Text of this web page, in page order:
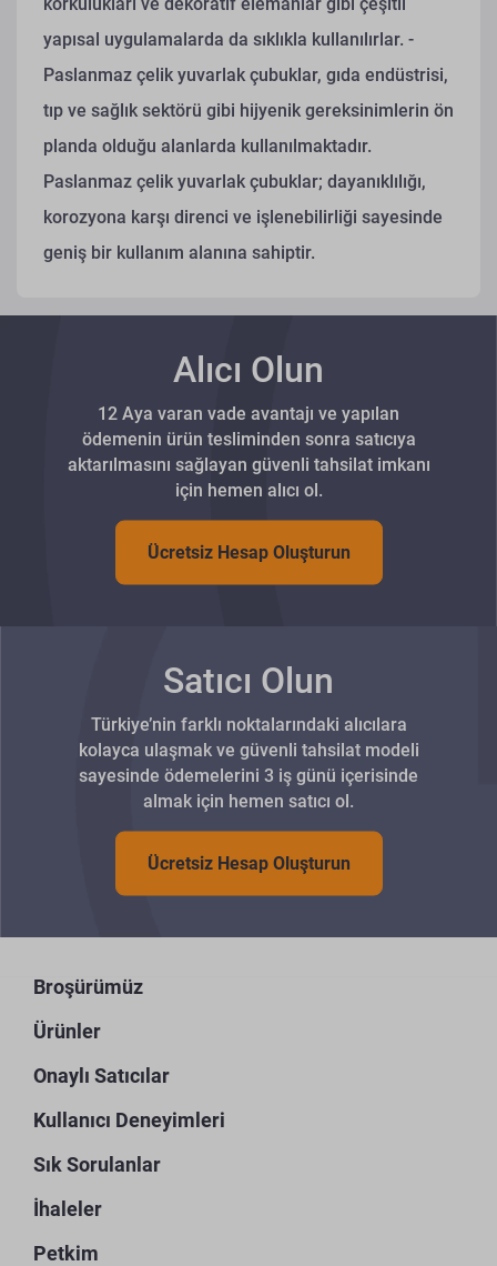
yapısal uygulamalarda da sıklıkla kullanılırlar. -
Paslanmaz çelik yuvarlak çubuklar, gıda endüstrisi,
tıp ve sağlık sektörü gibi hijyenik gereksinimlerin ön
planda olduğu alanlarda kullanılmaktadır.
Paslanmaz çelik yuvarlak çubuklar; dayanıklılığı,
korozyona karşı direnci ve işlenebilirliği sayesinde
geniş bir kullanım alanına sahiptir.
Alıcı Olun
12 Aya varan vade avantajı ve yapılan
ödemenin ürün tesliminden sonra satıcıya
aktarılmasını sağlayan güvenli tahsilat imkanı
için hemen alıcı ol.
Ücretsiz Hesap Oluşturun
Satıcı Olun
Türkiye’nin farklı noktalarındaki alıcılara
kolayca ulaşmak ve güvenli tahsilat modeli
sayesinde ödemelerini 3 iş günü içerisinde
almak için hemen satıcı ol.
Ücretsiz Hesap Oluşturun
Broşürümüz
Ürünler
Onaylı Satıcılar
Kullanıcı Deneyimleri
Sık Sorulanlar
İhaleler
Petkim